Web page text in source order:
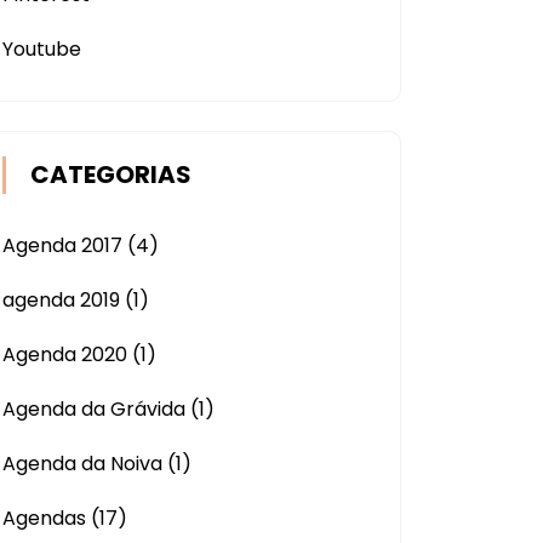
Youtube
CATEGORIAS
Agenda 2017 (4)
agenda 2019 (1)
Agenda 2020 (1)
Agenda da Grávida (1)
Agenda da Noiva (1)
Agendas (17)